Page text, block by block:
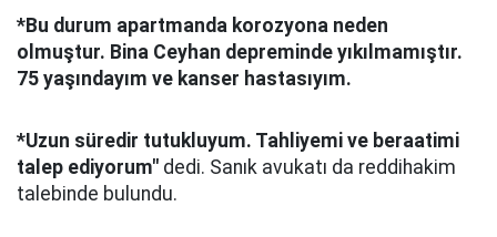
*Bu durum apartmanda korozyona neden
olmuştur. Bina Ceyhan depreminde yıkılmamıştır.
75 yaşındayım ve kanser hastasıyım.
*Uzun süredir tutukluyum. Tahliyemi ve beraatimi
talep ediyorum" dedi. Sanık avukatı da reddihakim
talebinde bulundu.